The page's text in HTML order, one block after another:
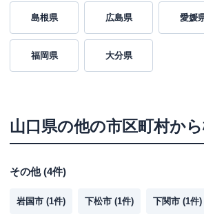
島根県 広島県 愛媛
福岡県 大分県
山口県の他の市区町村か
その他(4件)
岩国市 (1件) 下松市 (1件) 下関市 (1件)